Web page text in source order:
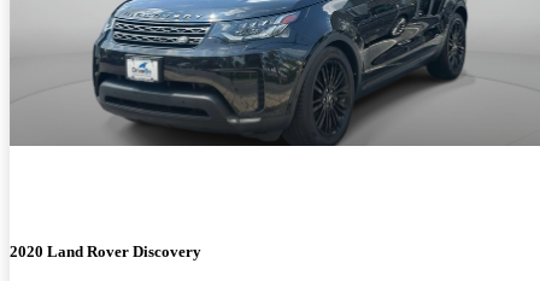
2020 Land Rover Discovery